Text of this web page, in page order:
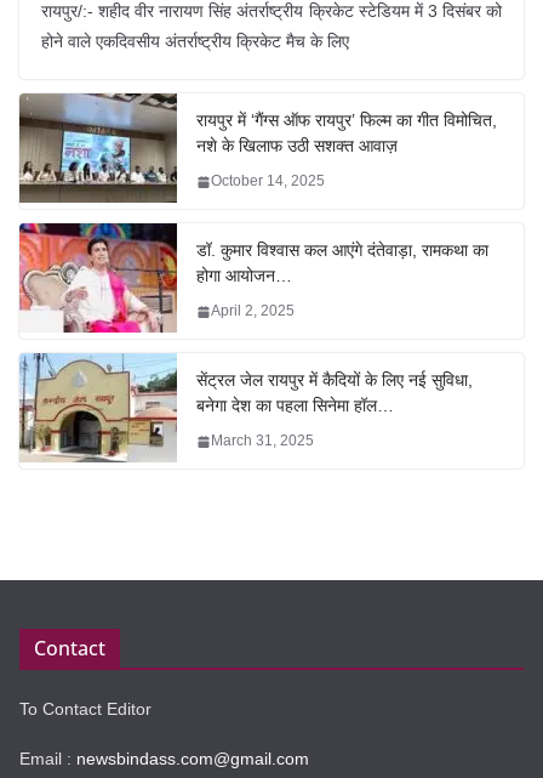
रायपुर/:- शहीद वीर नारायण सिंह अंतर्राष्ट्रीय क्रिकेट स्टेडियम में 3 दिसंबर को
होने वाले एकदिवसीय अंतर्राष्ट्रीय क्रिकेट मैच के लिए
रायपुर में ‘गैंग्स ऑफ रायपुर’ फिल्म का गीत विमोचित,
नशे के खिलाफ उठी सशक्त आवाज़
October 14, 2025
डॉ. कुमार विश्वास कल आएंगे दंतेवाड़ा, रामकथा का
होगा आयोजन…
April 2, 2025
सेंट्रल जेल रायपुर में कैदियों के लिए नई सुविधा,
बनेगा देश का पहला सिनेमा हॉल…
March 31, 2025
Contact
To Contact Editor
Email : newsbindass.com@gmail.com